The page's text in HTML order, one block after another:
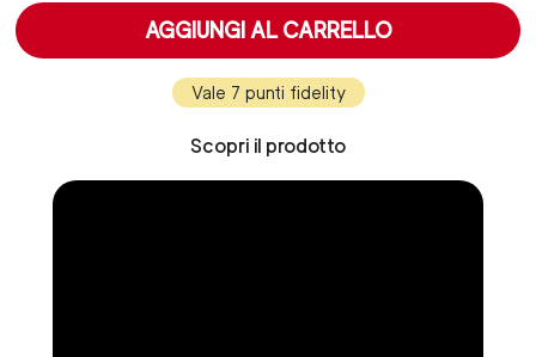
AGGIUNGI AL CARRELLO
Vale 7 punti fidelity
Scopri il prodotto